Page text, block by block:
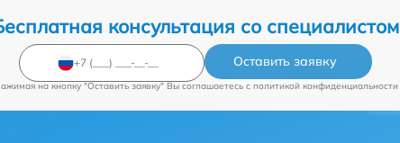
консультация со специалистом
Оставить заявку
на кнопку "Оставить заявку" Вы соглашаетесь c политикой конфиденциальности